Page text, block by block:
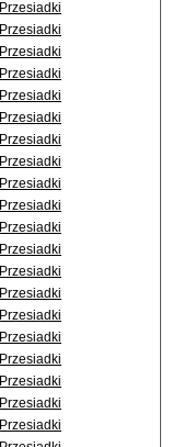
Przesiadki
Przesiadki
Przesiadki
Przesiadki
Przesiadki
Przesiadki
Przesiadki
Przesiadki
Przesiadki
Przesiadki
Przesiadki
Przesiadki
Przesiadki
Przesiadki
Przesiadki
Przesiadki
Przesiadki
Przesiadki
Przesiadki
Przesiadki